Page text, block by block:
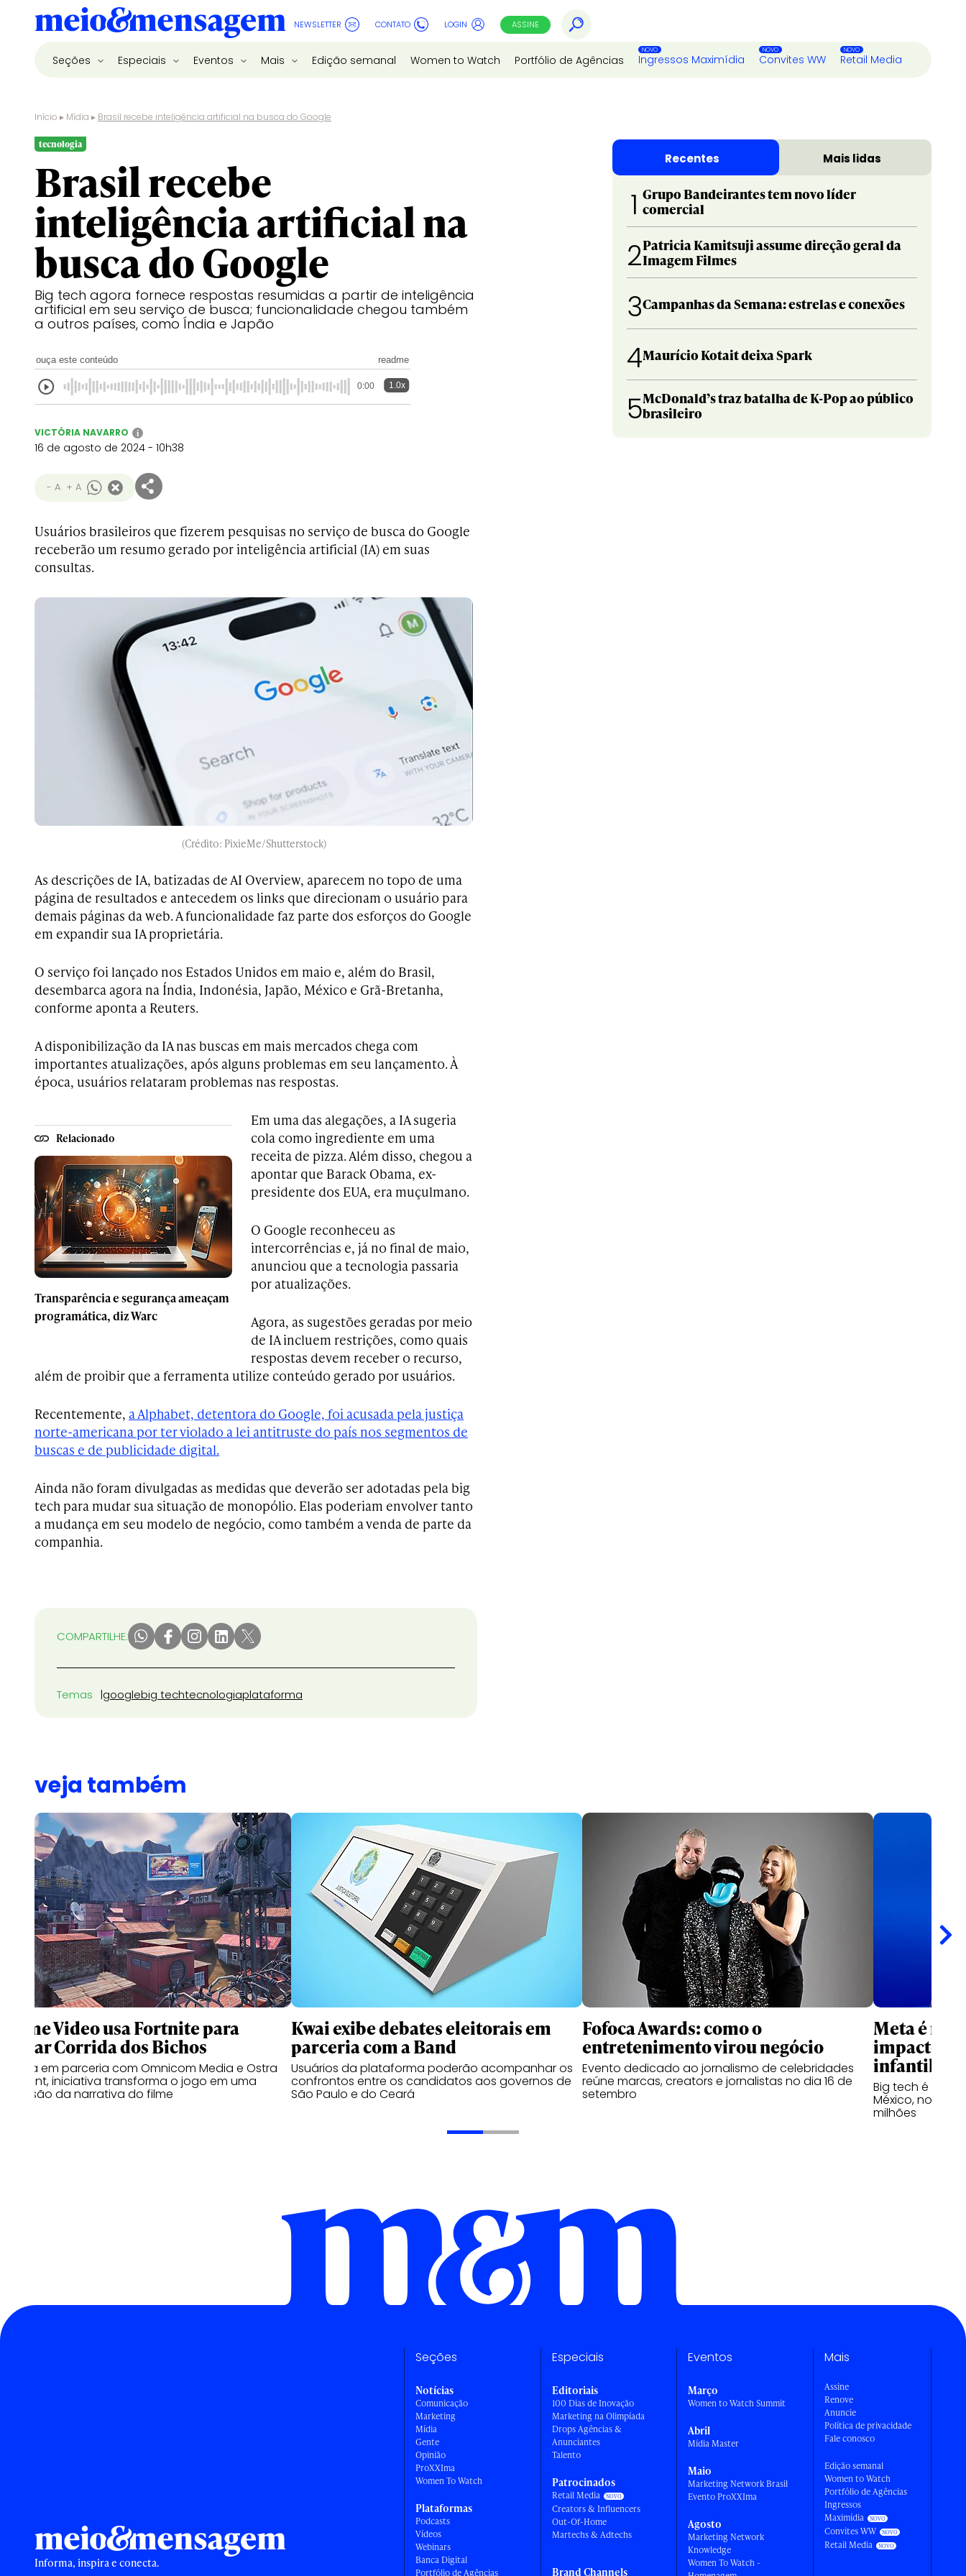
NEWSLETTER CONTATO LOGIN ASSINE
Seções Especiais Eventos Mais Edição semanal Women to Watch Portfólio de Agências Ingressos Maximídia Convites WW Retail Media
Início ▸ Mídia ▸ Brasil recebe inteligência artificial na busca do Google
tecnologia
Brasil recebe
inteligência artificial na
busca do Google
Big tech agora fornece respostas resumidas a partir de inteligência
artificial em seu serviço de busca; funcionalidade chegou também
a outros países, como Índia e Japão
ouça este conteúdo readme
0:00 1.0x
VICTÓRIA NAVARRO i
16 de agosto de 2024 - 10h38
- A + A
Usuários brasileiros que fizerem pesquisas no serviço de busca do Google
receberão um resumo gerado por inteligência artificial (IA) em suas
consultas.
(Crédito: PixieMe/Shutterstock)
As descrições de IA, batizadas de AI Overview, aparecem no topo de uma
página de resultados e antecedem os links que direcionam o usuário para
demais páginas da web. A funcionalidade faz parte dos esforços do Google
em expandir sua IA proprietária.
O serviço foi lançado nos Estados Unidos em maio e, além do Brasil,
desembarca agora na Índia, Indonésia, Japão, México e Grã-Bretanha,
conforme aponta a Reuters.
A disponibilização da IA nas buscas em mais mercados chega com
importantes atualizações, após alguns problemas em seu lançamento. À
época, usuários relataram problemas nas respostas.
Relacionado
Transparência e segurança ameaçam
programática, diz Warc
Em uma das alegações, a IA sugeria
cola como ingrediente em uma
receita de pizza. Além disso, chegou a
apontar que Barack Obama, ex-
presidente dos EUA, era muçulmano.
O Google reconheceu as
intercorrências e, já no final de maio,
anunciou que a tecnologia passaria
por atualizações.
Agora, as sugestões geradas por meio
de IA incluem restrições, como quais
respostas devem receber o recurso,
além de proibir que a ferramenta utilize conteúdo gerado por usuários.
Recentemente, a Alphabet, detentora do Google, foi acusada pela justiça
norte-americana por ter violado a lei antitruste do país nos segmentos de
buscas e de publicidade digital.
Ainda não foram divulgadas as medidas que deverão ser adotadas pela big
tech para mudar sua situação de monopólio. Elas poderiam envolver tanto
a mudança em seu modelo de negócio, como também a venda de parte da
companhia.
COMPARTILHE:
Temas googlebig techtecnologiaplataforma
Recentes Mais lidas
1 Grupo Bandeirantes tem novo líder
comercial
2Patricia Kamitsuji assume direção geral da
Imagem Filmes
3Campanhas da Semana: estrelas e conexões
4Maurício Kotait deixa Spark
5McDonald’s traz batalha de K-Pop ao público
brasileiro
veja também
Prime Video usa Fortnite para
lançar Corrida dos Bichos
Criada em parceria com Omnicom Media e Ostra
Content, iniciativa transforma o jogo em uma
extensão da narrativa do filme
Kwai exibe debates eleitorais em
parceria com a Band
Usuários da plataforma poderão acompanhar os
confrontos entre os candidatos aos governos de
São Paulo e do Ceará
Fofoca Awards: como o
entretenimento virou negócio
Evento dedicado ao jornalismo de celebridades
reúne marcas, creators e jornalistas no dia 16 de
setembro
Meta é
impactos
infantil
Big tech é
México, nos
milhões
Informa, inspira e conecta.
Seções
Notícias
Comunicação
Marketing
Mídia
Gente
Opinião
ProXXIma
Women To Watch
Plataformas
Podcasts
Vídeos
Webinars
Banca Digital
Portfólio de Agências
Especiais
Editoriais
100 Dias de Inovação
Marketing na Olimpíada
Drops Agências &
Anunciantes
Talento
Patrocinados
Retail Media
Creators & Influencers
Out-Of-Home
Martechs & Adtechs
Brand Channels
Eventos
Março
Women to Watch Summit
Abril
Mídia Master
Maio
Marketing Network Brasil
Evento ProXXIma
Agosto
Marketing Network
Knowledge
Women To Watch -
Mais
Assine
Renove
Anuncie
Política de privacidade
Fale conosco
Edição semanal
Women to Watch
Portfólio de Agências
Ingressos
Maximídia
Convites WW
Retail Media